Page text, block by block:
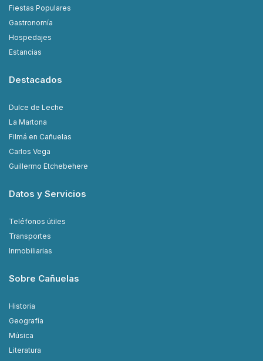
Fiestas Populares
Gastronomía
Hospedajes
Estancias
Destacados
Dulce de Leche
La Martona
Filmá en Cañuelas
Carlos Vega
Guillermo Etchebehere
Datos y Servicios
Teléfonos útiles
Transportes
Inmobiliarias
Sobre Cañuelas
Historia
Geografía
Música
Literatura